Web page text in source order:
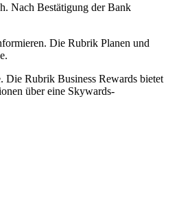
Nach Bestätigung der Bank
Die Rubrik Planen und
Die Rubrik Business Rewards bietet
über eine Skywards-